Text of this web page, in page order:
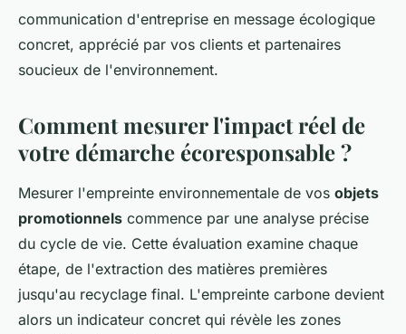
communication d'entreprise en message écologique
concret, apprécié par vos clients et partenaires
soucieux de l'environnement.
Comment mesurer l'impact réel de
votre démarche écoresponsable ?
Mesurer l'empreinte environnementale de vos objets
promotionnels commence par une analyse précise
du cycle de vie. Cette évaluation examine chaque
étape, de l'extraction des matières premières
jusqu'au recyclage final. L'empreinte carbone devient
alors un indicateur concret qui révèle les zones